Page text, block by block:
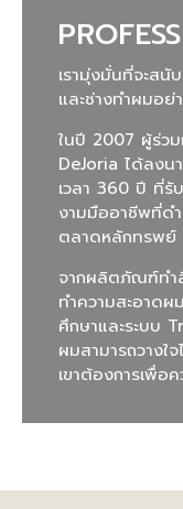
เรามุ่งมั่นที่จะสนั
และช่างทำผมอย่
ในปี 2007 ผู้ร่ว
DeJoria ได้ลง
เวลา 360 ปี ที่รั
งามมืออาชีพที่ดำ
ตลาดหลักทรพย์
จากผลิตภัณฑ์ทำ
ทำความสะอาดผ
ศึกษาและระบบ
ผมสามารถวาง
เขาต้องการเพื่อ